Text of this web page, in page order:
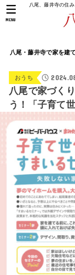
八尾、藤井寺の住
八尾・藤井寺で家を建
MENU
おうち
八尾で家づく
う！「子育て